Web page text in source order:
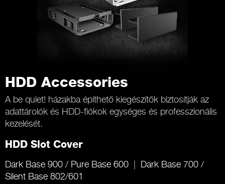
HDD Accessories
A be quiet! házakba építhető kiegészítők biztosítják az
adattárolók és HDD-fiókok egységes és professzionális
kezelését.
HDD Slot Cover
Dark Base 900 / Pure Base 600
Dark Base 700 /
Silent Base 802/601